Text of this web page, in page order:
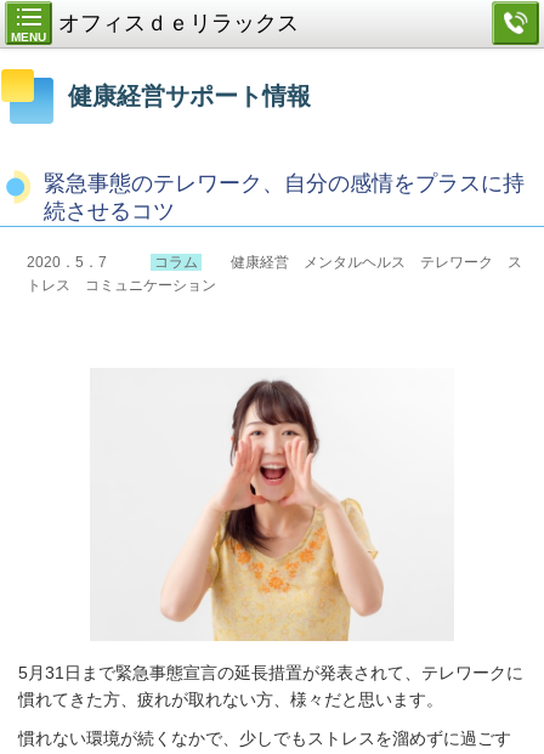
MENU
オフィスｄｅリラックス
健康経営サポート情報
緊急事態のテレワーク、自分の感情をプラスに持
続させるコツ
2020．5．7 コラム
健康経営 メンタルヘルス テレワーク ス
トレス コミュニケーション
5月31 日まで緊急事態宣言の延長措置が発表されて、テレワークに
慣れてきた方、疲れが取れない方、様々だと思います。
慣れない環境が続くなかで、少しでもストレスを溜めずに過ごす